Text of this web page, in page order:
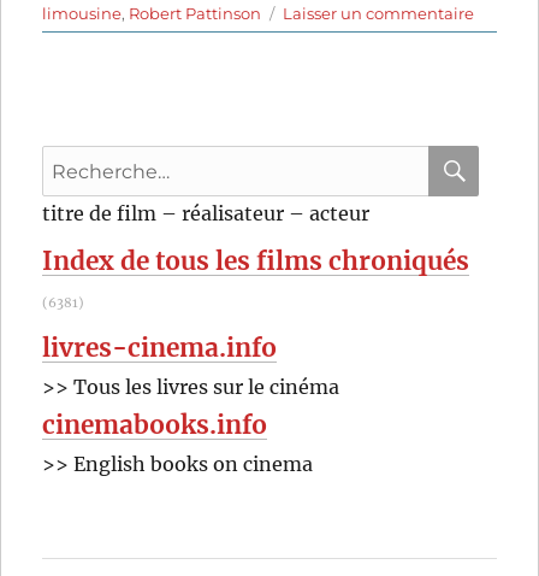
limousine, Robert Pattinson Laisser un commentairesur
Recherche
pour
titre de film – réalisateur – acteur
Index de tous les films chroniqués
(6381)
livres-cinema.info
>> Tous les livres sur le cinéma
cinemabooks.info
>> English books on cinema